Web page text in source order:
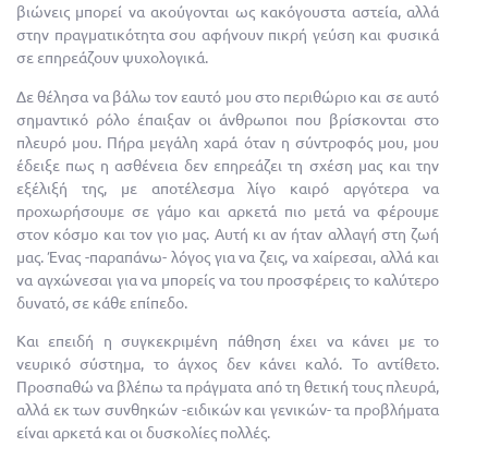
βιώνεις μπορεί να ακούγονται ως κακόγουστα αστεία, αλλά
στην πραγματικότητα σου αφήνουν πικρή γεύση και φυσικά
σε επηρεάζουν ψυχολογικά.
Δε θέλησα να βάλω τον εαυτό μου στο περιθώριο και σε αυτό
σημαντικό ρόλο έπαιξαν οι άνθρωποι που βρίσκονται στο
πλευρό μου. Πήρα μεγάλη χαρά όταν η σύντροφός μου, μου
έδειξε πως η ασθένεια δεν επηρεάζει τη σχέση μας και την
εξέλιξή της, με αποτέλεσμα λίγο καιρό αργότερα να
προχωρήσουμε σε γάμο και αρκετά πιο μετά να φέρουμε
στον κόσμο και τον γιο μας. Αυτή κι αν ήταν αλλαγή στη ζωή
μας. Ένας -παραπάνω- λόγος για να ζεις, να χαίρεσαι, αλλά και
να αγχώνεσαι για να μπορείς να του προσφέρεις το καλύτερο
δυνατό, σε κάθε επίπεδο.
Και επειδή η συγκεκριμένη πάθηση έχει να κάνει με το
νευρικό σύστημα, το άγχος δεν κάνει καλό. Το αντίθετο.
Προσπαθώ να βλέπω τα πράγματα από τη θετική τους πλευρά,
αλλά εκ των συνθηκών -ειδικών και γενικών- τα προβλήματα
είναι αρκετά και οι δυσκολίες πολλές.